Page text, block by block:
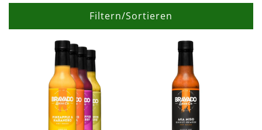
Filtern/Sortieren